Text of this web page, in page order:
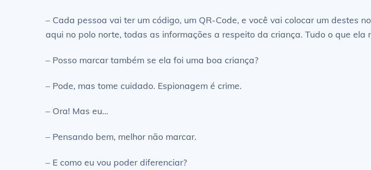
– Cada pessoa vai ter um código, um QR-Code, e você vai colocar um destes
aqui no polo norte, todas as informações a respeito da criança. Tudo o que ela
– Posso marcar também se ela foi uma boa criança?
– Pode, mas tome cuidado. Espionagem é crime.
– Ora! Mas eu…
– Pensando bem, melhor não marcar.
– E como eu vou poder diferenciar?